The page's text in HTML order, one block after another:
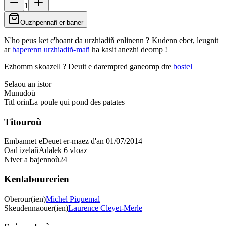
1
Ouzhpennañ er baner
N'ho peus ket c'hoant da urzhiadiñ enlinenn ? Kudenn ebet, leugnit
arbaperenn urzhiadiñ-mañ ha kasit anezhi deomp !
Ezhomm skoazell ? Deuit e darempred ganeomp dre bostel
Selaou an istor
Munudoù
Titl orinLa poule qui pond des patates
Titouroù
Embannet eDeuet er-maez d'an 01/07/2014
Oad izelañAdalek 6 vloaz
Niver a bajennoù24
Kenlabourerien
Oberour(ien)Michel Piquemal
Skeudennaouer(ien)Laurence Cleyet-Merle